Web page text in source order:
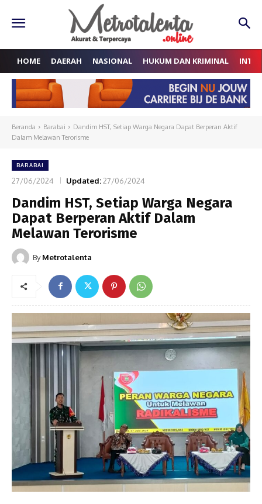
HOME DAERAH NASIONAL HUKUM DAN KRIMINAL
Beranda Barabai
Dandim HST, Setiap Warga Negara Dapat Berperan Aktif
Dalam Melawan Terorisme
BARABAI
27/06/2024 Updated:27/06/2024
Dandim HST, Setiap Warga Negara
Dapat Berperan Aktif Dalam
Melawan Terorisme
By Metrotalenta